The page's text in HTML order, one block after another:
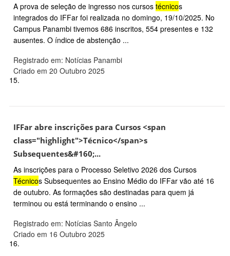
A prova de seleção de ingresso nos cursos técnicos
integrados do IFFar foi realizada no domingo, 19/10/2025. No
Campus Panambi tivemos 686 inscritos, 554 presentes e 132
ausentes. O índice de abstenção ...
Registrado em: Notícias Panambi
Criado em 20 Outubro 2025
15.
IFFar abre inscrições para Cursos <span
class="highlight">Técnico</span>s
Subsequentes&#160;...
As inscrições para o Processo Seletivo 2026 dos Cursos
Técnicos Subsequentes ao Ensino Médio do IFFar vão até 16
de outubro. As formações são destinadas para quem já
terminou ou está terminando o ensino ...
Registrado em: Notícias Santo Ângelo
Criado em 16 Outubro 2025
16.